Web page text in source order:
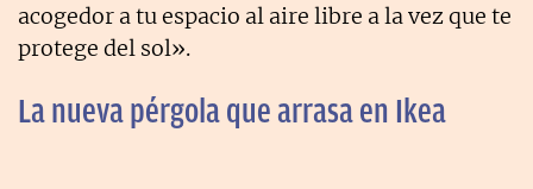
acogedor a tu espacio al aire libre a la vez que te
protege del sol».
La nueva pérgola que arrasa en Ikea